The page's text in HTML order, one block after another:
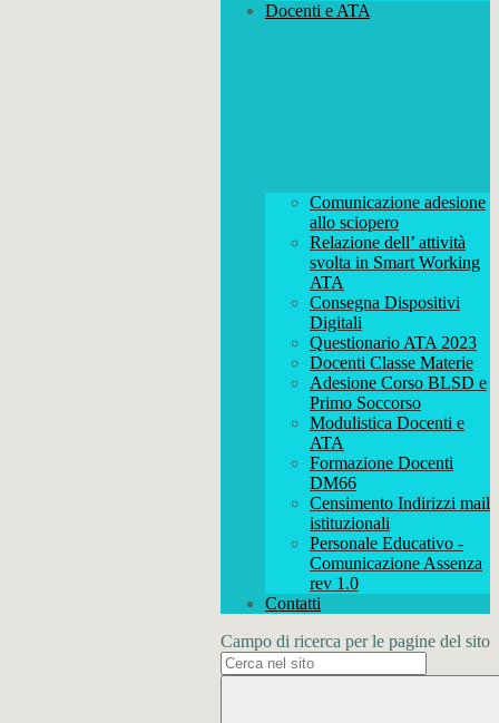
Docenti e ATA
Comunicazione adesione
allo sciopero
Relazione dell’ attività
svolta in Smart Working
ATA
Consegna Dispositivi
Digitali
Questionario ATA 2023
Docenti Classe Materie
Adesione Corso BLSD e
Primo Soccorso
Modulistica Docenti e
ATA
Formazione Docenti
DM66
Censimento Indirizzi mail
istituzionali
Personale Educativo -
Comunicazione Assenza
rev 1.0
Contatti
Campo di ricerca per le pagine del sito